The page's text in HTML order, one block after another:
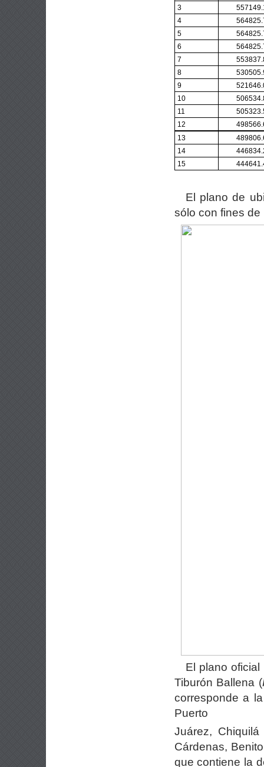
3
4
5
6
7
8
9
10
11
12
13
14
15
El plano de
sólo con fines de
El plano
Tiburón Ballena (
corresponde a
Puerto
Juárez,
Cárdenas,
que contiene la